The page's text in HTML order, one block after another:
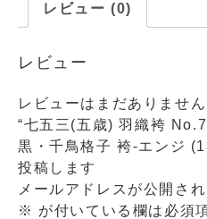
レビュー (0)
レビュー
レビューはまだありません
“七五三(五歳) 羽織袴
黒・千鳥格子 袴-エンジ
投稿します
メールアドレスが公開さ
※ が付いている欄は必須